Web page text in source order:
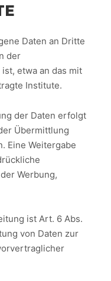
Daten an Dritte
der
etwa an das mit
Institute.
der Daten erfolgt
Übermittlung
Eine Weitergabe
Werbung,
ist Art. 6 Abs.
von Daten zur